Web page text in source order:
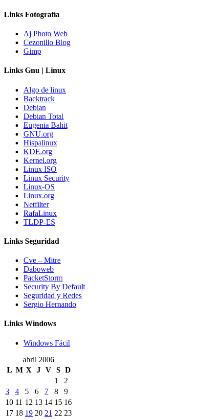
Links Fotografía
Aj Photo Web
Cezonillo Blog
Gimp
Links Gnu | Linux
Algo de linux
Backtrack
Debian
Debian Total
Eugenia Bahit
GNU.org
Hispalinux
KDE.org
Kernel.org
Linux ISO
Linux Security
Linux-OS
Linux.org
Netfilter
RafaLinux
TLDP-ES
Links Seguridad
Cve – Mitre
Daboweb
PacketStorm
Security By Default
Seguridad y Redes
Sergio Hernando
Links Windows
Windows Fácil
abril 2006
L M X J V S D
1
2
3
4 5 6 7 8
9
10 11 12 13 14 15 16
17 18 19 20 21 22 23